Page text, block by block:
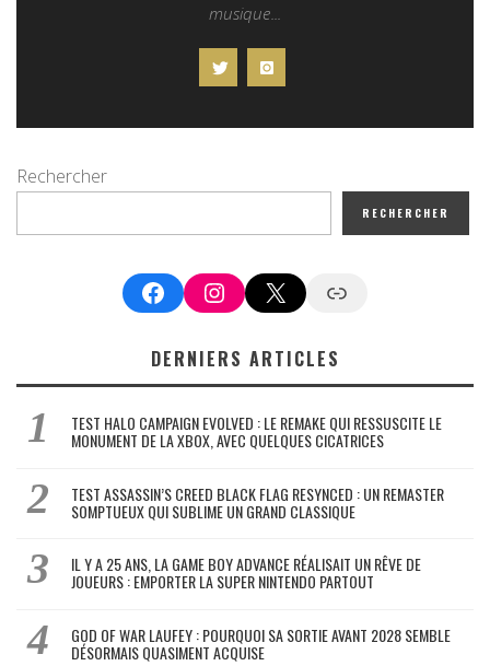
musique...
Rechercher
RECHERCHER
FacebookInstagram
X Google News
DERNIERS ARTICLES
TEST HALO CAMPAIGN EVOLVED : LE REMAKE QUI RESSUSCITE LE
MONUMENT DE LA XBOX, AVEC QUELQUES CICATRICES
TEST ASSASSIN’S CREED BLACK FLAG RESYNCED : UN REMASTER
SOMPTUEUX QUI SUBLIME UN GRAND CLASSIQUE
IL Y A 25 ANS, LA GAME BOY ADVANCE RÉALISAIT UN RÊVE DE
JOUEURS : EMPORTER LA SUPER NINTENDO PARTOUT
GOD OF WAR LAUFEY : POURQUOI SA SORTIE AVANT 2028 SEMBLE
DÉSORMAIS QUASIMENT ACQUISE